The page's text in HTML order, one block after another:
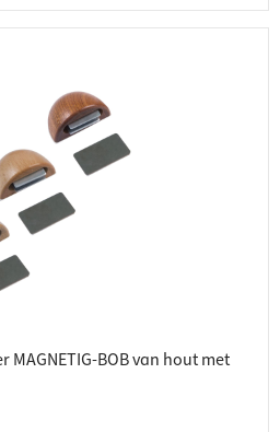
BOB van hout met